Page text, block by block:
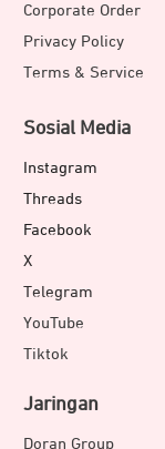
Corporate Order
Privacy Policy
Terms & Service
Sosial Media
Instagram
Threads
Facebook
X
Telegram
YouTube
Tiktok
Jaringan
Doran Group